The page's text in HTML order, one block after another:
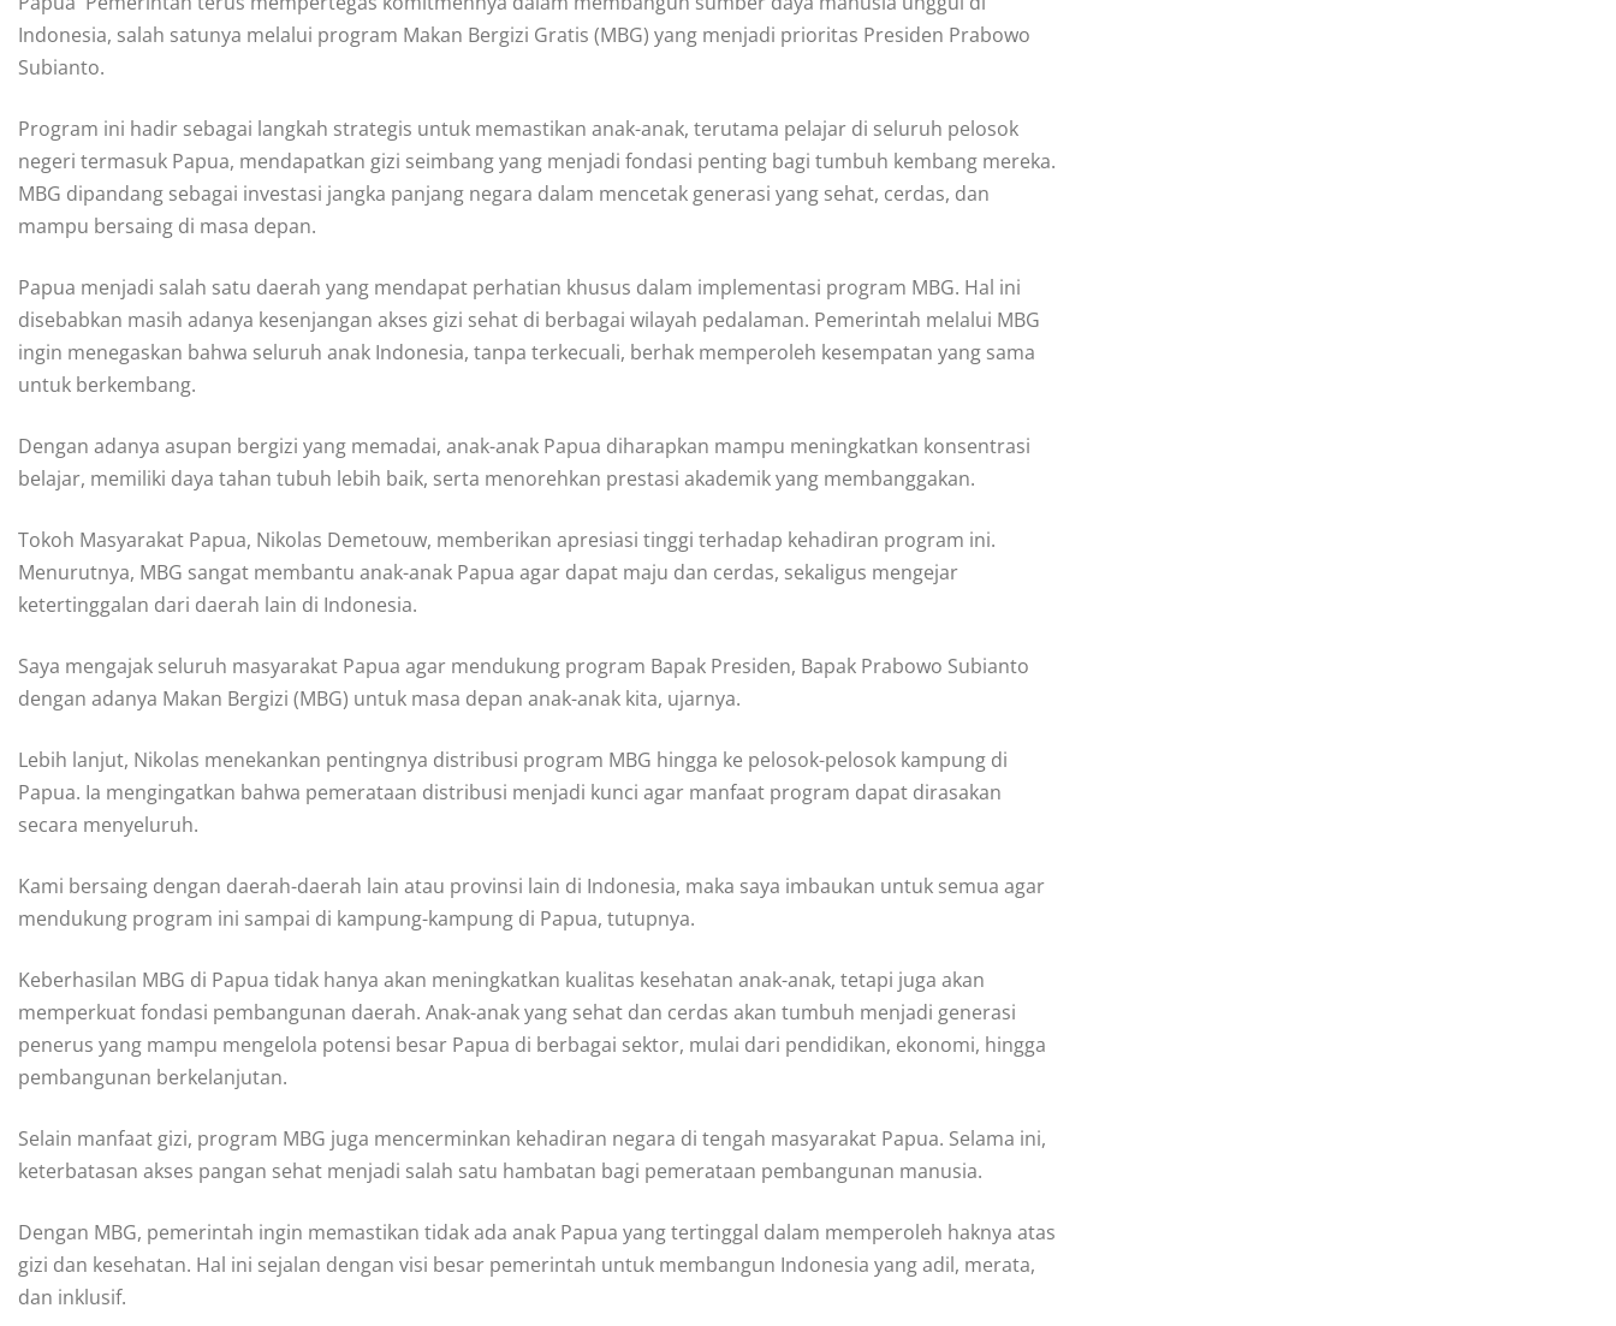
Indonesia, salah satunya melalui program Makan Bergizi Gratis (MBG) yang menjadi prioritas Presiden Prabowo
Subianto.
Program ini hadir sebagai langkah strategis untuk memastikan anak-anak, terutama pelajar di seluruh pelosok
negeri termasuk Papua, mendapatkan gizi seimbang yang menjadi fondasi penting bagi tumbuh kembang mereka.
MBG dipandang sebagai investasi jangka panjang negara dalam mencetak generasi yang sehat, cerdas, dan
mampu bersaing di masa depan.
Papua menjadi salah satu daerah yang mendapat perhatian khusus dalam implementasi program MBG. Hal ini
disebabkan masih adanya kesenjangan akses gizi sehat di berbagai wilayah pedalaman. Pemerintah melalui MBG
ingin menegaskan bahwa seluruh anak Indonesia, tanpa terkecuali, berhak memperoleh kesempatan yang sama
untuk berkembang.
Dengan adanya asupan bergizi yang memadai, anak-anak Papua diharapkan mampu meningkatkan konsentrasi
belajar, memiliki daya tahan tubuh lebih baik, serta menorehkan prestasi akademik yang membanggakan.
Tokoh Masyarakat Papua, Nikolas Demetouw, memberikan apresiasi tinggi terhadap kehadiran program ini.
Menurutnya, MBG sangat membantu anak-anak Papua agar dapat maju dan cerdas, sekaligus mengejar
ketertinggalan dari daerah lain di Indonesia.
Saya mengajak seluruh masyarakat Papua agar mendukung program Bapak Presiden, Bapak Prabowo Subianto
dengan adanya Makan Bergizi (MBG) untuk masa depan anak-anak kita, ujarnya.
Lebih lanjut, Nikolas menekankan pentingnya distribusi program MBG hingga ke pelosok-pelosok kampung di
Papua. Ia mengingatkan bahwa pemerataan distribusi menjadi kunci agar manfaat program dapat dirasakan
secara menyeluruh.
Kami bersaing dengan daerah-daerah lain atau provinsi lain di Indonesia, maka saya imbaukan untuk semua agar
mendukung program ini sampai di kampung-kampung di Papua, tutupnya.
Keberhasilan MBG di Papua tidak hanya akan meningkatkan kualitas kesehatan anak-anak, tetapi juga akan
memperkuat fondasi pembangunan daerah. Anak-anak yang sehat dan cerdas akan tumbuh menjadi generasi
penerus yang mampu mengelola potensi besar Papua di berbagai sektor, mulai dari pendidikan, ekonomi, hingga
pembangunan berkelanjutan.
Selain manfaat gizi, program MBG juga mencerminkan kehadiran negara di tengah masyarakat Papua. Selama ini,
keterbatasan akses pangan sehat menjadi salah satu hambatan bagi pemerataan pembangunan manusia.
Dengan MBG, pemerintah ingin memastikan tidak ada anak Papua yang tertinggal dalam memperoleh haknya atas
gizi dan kesehatan. Hal ini sejalan dengan visi besar pemerintah untuk membangun Indonesia yang adil, merata,
dan inklusif.